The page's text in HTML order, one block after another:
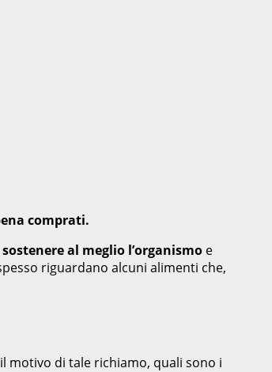
comprati.
sostenere al meglio l’organismo e
riguardano alcuni alimenti che,
motivo di tale richiamo, quali sono i